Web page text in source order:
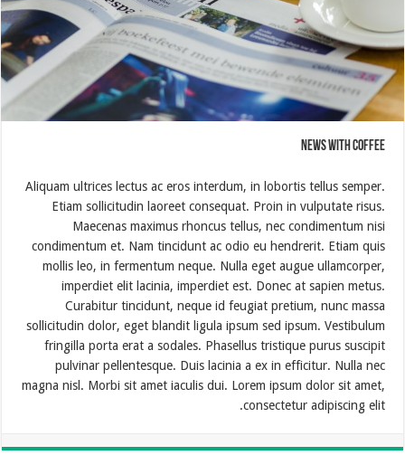
News with Coffee
Aliquam ultrices lectus ac eros interdum, in lobortis tellus semper.
Etiam sollicitudin laoreet consequat. Proin in vulputate risus.
Maecenas maximus rhoncus tellus, nec condimentum nisi
condimentum et. Nam tincidunt ac odio eu hendrerit. Etiam quis
mollis leo, in fermentum neque. Nulla eget augue ullamcorper,
imperdiet elit lacinia, imperdiet est. Donec at sapien metus.
Curabitur tincidunt, neque id feugiat pretium, nunc massa
sollicitudin dolor, eget blandit ligula ipsum sed ipsum. Vestibulum
fringilla porta erat a sodales. Phasellus tristique purus suscipit
pulvinar pellentesque. Duis lacinia a ex in efficitur. Nulla nec
magna nisl. Morbi sit amet iaculis dui. Lorem ipsum dolor sit amet,
consectetur adipiscing elit.